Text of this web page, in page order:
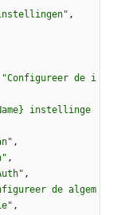
instellingen" ,
"Configureer de i
instellinge
,
,
,
de algem
,